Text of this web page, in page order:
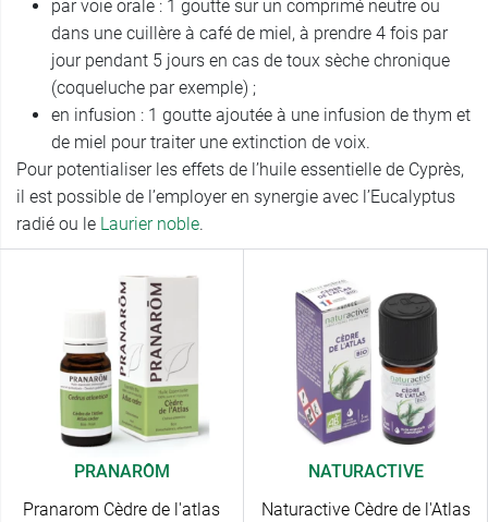
par voie orale : 1 goutte sur un comprimé neutre ou
dans une cuillère à café de miel, à prendre 4 fois par
jour pendant 5 jours en cas de toux sèche chronique
(coqueluche par exemple) ;
en infusion : 1 goutte ajoutée à une infusion de thym et
de miel pour traiter une extinction de voix.
Pour potentialiser les effets de l’huile essentielle de Cyprès,
il est possible de l’employer en synergie avec l’Eucalyptus
radié ou le Laurier noble.
PRANARÔM
Pranarom Cèdre de l'atlas
NATURACTIVE
Naturactive Cèdre de l'Atlas